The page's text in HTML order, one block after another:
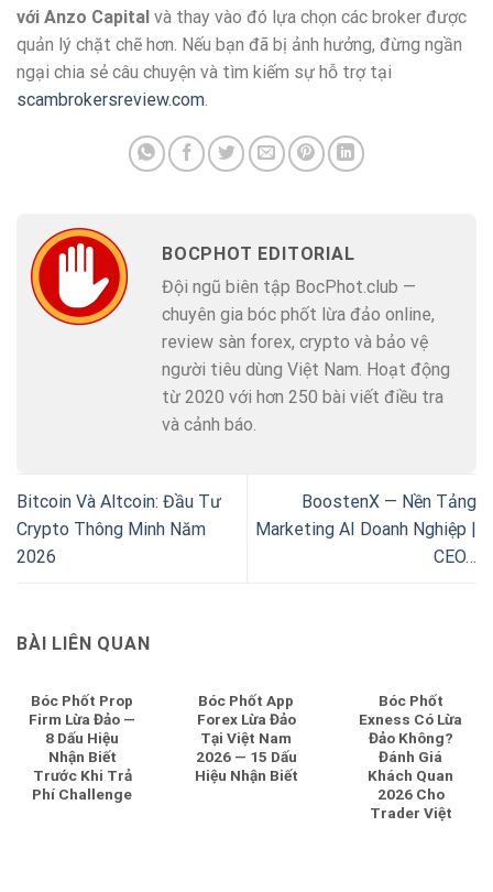
với Anzo Capital và thay vào đó lựa chọn các broker được
quản lý chặt chẽ hơn. Nếu bạn đã bị ảnh hưởng, đừng ngần
ngại chia sẻ câu chuyện và tìm kiếm sự hỗ trợ tại
scambrokersreview.com
BOCPHOT EDITORIAL
Đội ngũ biên tập BocPhot.club —
chuyên gia bóc phốt lừa đảo online,
review sàn forex, crypto và bảo vệ
người tiêu dùng Việt Nam. Hoạt động
từ 2020 với hơn 250 bài viết điều tra
và cảnh báo.
Bitcoin Và Altcoin: Đầu Tư
Crypto Thông Minh Năm
2026
BoostenX — Nền Tảng
Marketing AI Doanh Nghiệp |
CEO…
BÀI LIÊN QUAN
Bóc Phốt Prop
Firm Lừa Đảo —
8 Dấu Hiệu
Nhận Biết
Trước Khi Trả
Phí Challenge
Bóc Phốt App
Forex Lừa Đảo
Tại Việt Nam
2026 — 15 Dấu
Hiệu Nhận Biết
Bóc Phốt
Exness Có Lừa
Đảo Không?
Đánh Giá
Khách Quan
2026 Cho
Trader Việt